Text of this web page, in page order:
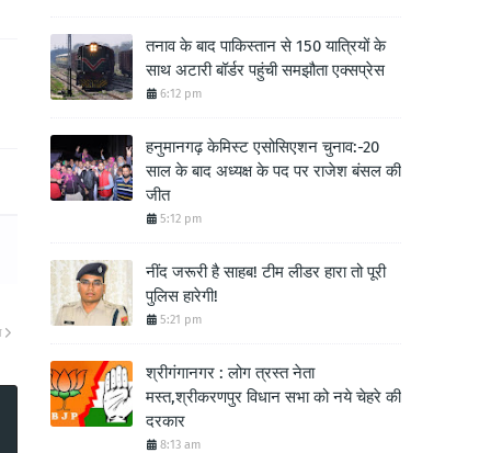
तनाव के बाद पाकिस्तान से 150 यात्रियों के
साथ अटारी बॉर्डर पहुंची समझौता एक्सप्रेस
6:12 pm
हनुमानगढ़ केमिस्ट एसोसिएशन चुनाव:-20
साल के बाद अध्यक्ष के पद पर राजेश बंसल की
जीत
5:12 pm
नींद जरूरी है साहब! टीम लीडर हारा तो पूरी
पुलिस हारेगी!
5:21 pm
श्रीगंगानगर : लोग त्रस्त नेता
मस्त,श्रीकरणपुर विधान सभा को नये चेहरे की
दरकार
8:13 am